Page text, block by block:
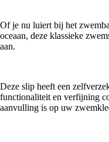
Of je nu luiert bij het
oceaan, deze klassieke
aan.
Deze slip heeft een
functionaliteit en verfijning
aanvulling is op uw